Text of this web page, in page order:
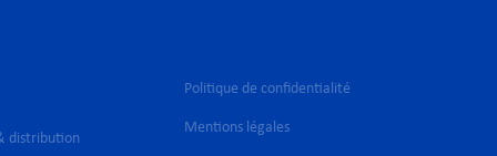
distribution
Politique de confidentialité
Mentions légales